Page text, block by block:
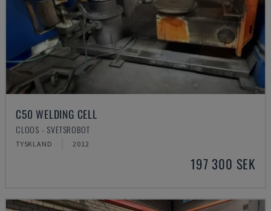
C50 WELDING CELL
CLOOS - SVETSROBOT
TYSKLAND 2012
197 300 SEK